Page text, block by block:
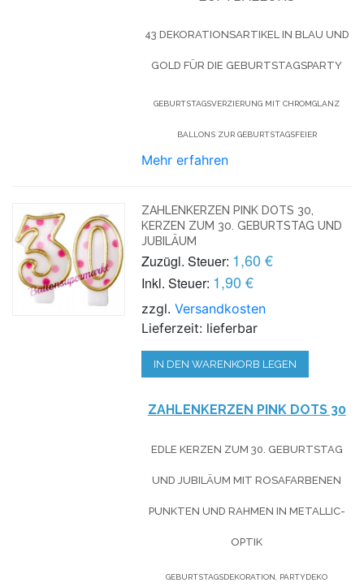
43 DEKORATIONSARTIKEL IN BLAU UND
GOLD FÜR DIE GEBURTSTAGSPARTY
GEBURTSTAGSVERZIERUNG MIT CHROMGLANZ
BALLONS ZUR GEBURTSTAGSFEIER
Mehr erfahren
ZAHLENKERZEN PINK DOTS 30,
KERZEN ZUM 30. GEBURTSTAG UND
JUBILÄUM
Zuzügl. Steuer: 1,60 €
Inkl. Steuer: 1,90 €
zzgl.Versandkosten
Lieferzeit: lieferbar
IN DEN WARENKORB LEGEN
ZAHLENKERZEN PINKDOTS 30
EDLE KERZEN ZUM 30. GEBURTSTAG
UND JUBILÄUM MIT ROSAFARBENEN
PUNKTEN UND RAHMEN IN METALLIC-
OPTIK
GEBURTSTAGSDEKORATION, PARTYDEKO